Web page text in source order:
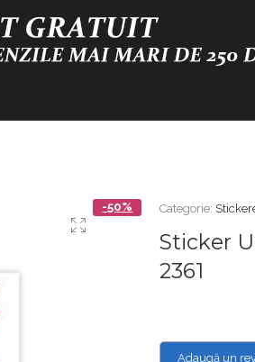
-50% Categorie:
Sticker
2361
Adaugă un